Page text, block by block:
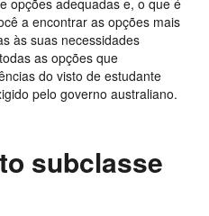
opções adequadas e, o que é
a encontrar as opções mais
às suas necessidades
as opções que
do visto de estudante
pelo governo australiano.
subclasse